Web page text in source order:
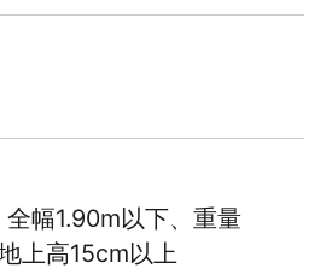
幅1.90m以下、重量
上高15cm以上